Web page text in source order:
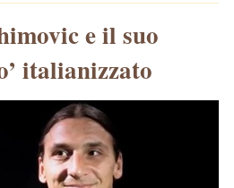
e il suo
italianizzato